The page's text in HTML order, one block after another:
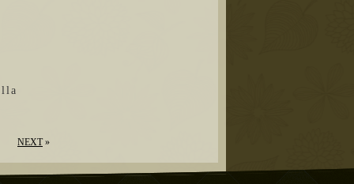
NEXT»